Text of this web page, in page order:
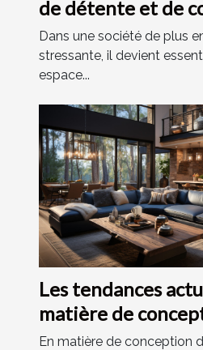
de détente et de
Dans une société de plus
stressante, il devient
espace...
Les tendances
matière de
l'habitat
En matière de conception